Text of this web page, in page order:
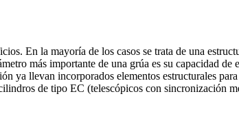
En la mayoría de los casos se trata de una
más importante de una grúa es su capacidad
ya llevan incorporados elementos estructurales
de tipo EC (telescópicos con sincronización